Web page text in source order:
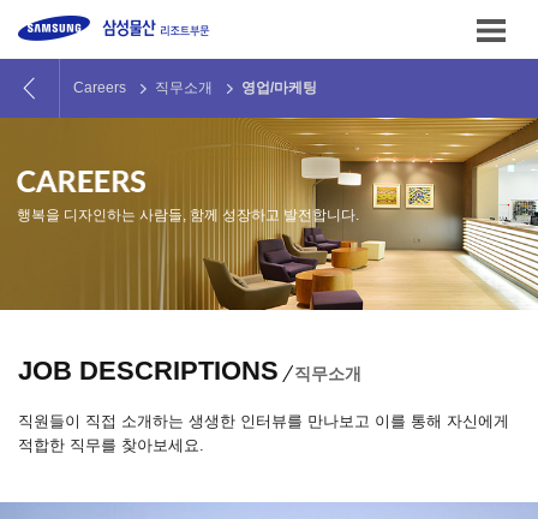
Careers 직무소개 영업/마케팅
행복을 디자인하는 사람들, 함께 성장하고 발전합니다.
JOB DESCRIPTIONS 직무소개
직원들이 직접 소개하는 생생한 인터뷰를 만나보고 이를 통해 자신에게
적합한 직무를 찾아보세요.